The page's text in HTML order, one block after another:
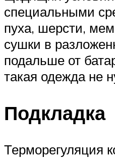
специальными
пуха, шерсти,
сушки в
подальше от
такая одежда не
Подкладка
Терморегуляция